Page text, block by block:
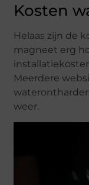
Kosten
Helaas zijn de
magneet erg
Meerdere
weer.